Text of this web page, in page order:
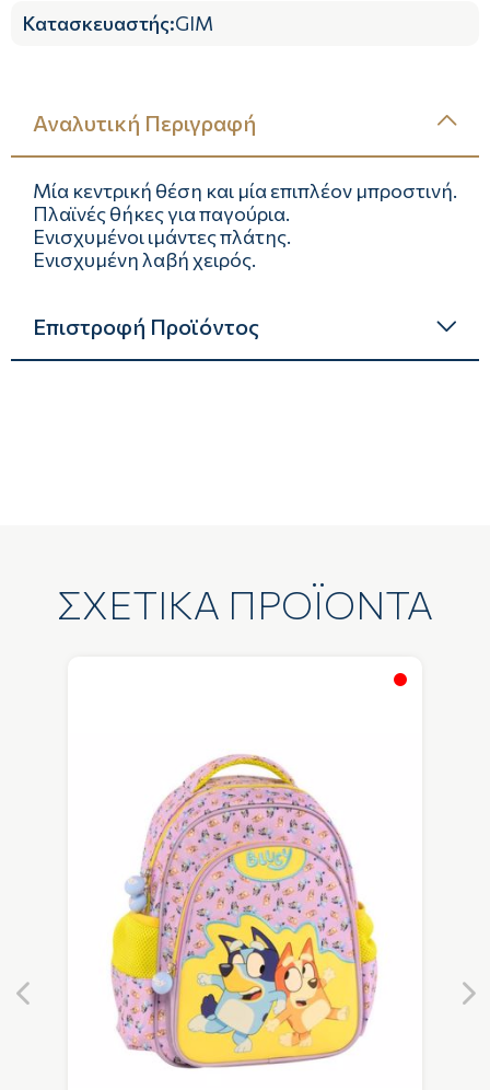
Κατασκευαστής:GIM
Αναλυτική Περιγραφή
Μία κεντρική θέση και μία επιπλέον μπροστινή.
Πλαϊνές θήκες για παγούρια.
Ενισχυμένοι ιμάντες πλάτης.
Ενισχυμένη λαβή χειρός.
Επιστροφή Προϊόντος
ΣΧΕΤΙΚΑ ΠΡΟΪΟΝΤΑ